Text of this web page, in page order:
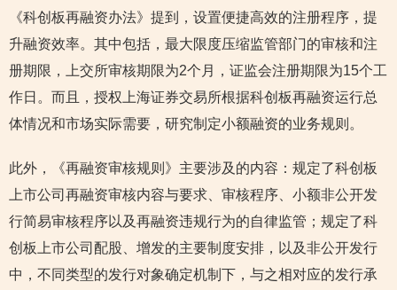
《科创板再融资办法》提到，设置便捷高效的注册程序，提
升融资效率。其中包括，最大限度压缩监管部门的审核和注
册期限，上交所审核期限为2个月，证监会注册期限为15个工
作日。而且，授权上海证券交易所根据科创板再融资运行总
体情况和市场实际需要，研究制定小额融资的业务规则。
此外，《再融资审核规则》主要涉及的内容：规定了科创板
上市公司再融资审核内容与要求、审核程序、小额非公开发
行简易审核程序以及再融资违规行为的自律监管；规定了科
创板上市公司配股、增发的主要制度安排，以及非公开发行
中，不同类型的发行对象确定机制下，与之相对应的发行承